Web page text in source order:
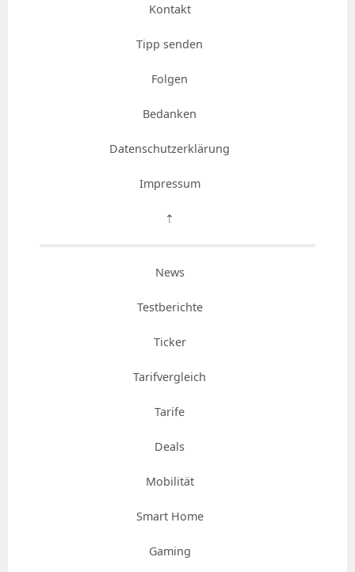
Kontakt
Tipp senden
Folgen
Bedanken
Datenschutzerklärung
Impressum
⇡
News
Testberichte
Ticker
Tarifvergleich
Tarife
Deals
Mobilität
Smart Home
Gaming